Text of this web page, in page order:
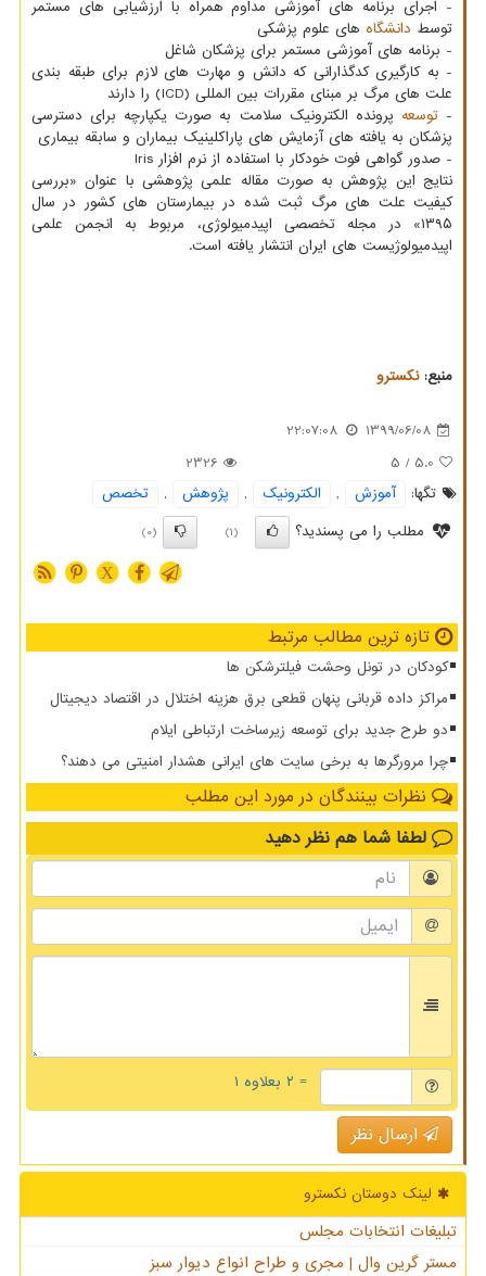
- اجرای برنامه های آموزشی مداوم همراه با ارزشیابی های مستمر
توسط دانشگاه های علوم پزشکی
- برنامه های آموزشی مستمر برای پزشکان شاغل
- به کارگیری کدگذارانی که دانش و مهارت های لازم برای طبقه بندی
علت های مرگ بر مبنای مقررات بین المللی (ICD) را دارند
-توسعه پرونده الکترونیک سلامت به صورت یکپارچه برای دسترسی
پزشکان به یافته های آزمایش های پاراکلینیک بیماران و سابقه بیماری
- صدور گواهی فوت خودکار با استفاده از نرم افزار Iris
نتایج این پژوهش به صورت مقاله علمی پژوهشی با عنوان «بررسی
کیفیت علت های مرگ ثبت شده در بیمارستان های کشور در سال
۱۳۹۵» در مجله تخصصی اپیدمیولوژی، مربوط به انجمن علمی
اپیدمیولوژیست های ایران انتشار یافته است.
منبع:نكسترو
1399/06/08
22:07:08
5.0
/ 5
2326
تگها:
آموزش , الكترونیك , پژوهش ,
تخصص
مطلب را می پسندید؟
(1)
(0)
X
تازه ترین مطالب مرتبط
کودکان در تونل وحشت فیلترشکن ها
مراکز داده قربانی پنهان قطعی برق هزینه اختلال در اقتصاد دیجیتال
دو طرح جدید برای توسعه زیرساخت ارتباطی ایلام
چرا مرورگرها به برخی سایت های ایرانی هشدار امنیتی می دهند؟
نظرات بینندگان در مورد این مطلب
لطفا شما هم نظر دهید
= ۲ بعلاوه ۱
ارسال نظر
لینک دوستان نكسترو
تبلیغات انتخابات مجلس
مستر گرین وال | مجری و طراح انواع دیوار سبز